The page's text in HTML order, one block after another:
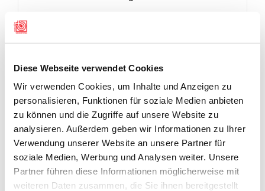
Diese Webseite verwendet Cookies
Wir verwenden Cookies, um Inhalte und Anzeigen zu
personalisieren, Funktionen für soziale Medien anbieten
zu können und die Zugriffe auf unsere Website zu
analysieren. Außerdem geben wir Informationen zu Ihrer
Verwendung unserer Website an unsere Partner für
soziale Medien, Werbung und Analysen weiter. Unsere
Partner führen diese Informationen möglicherweise mit
weiteren Daten zusammen, die Sie ihnen bereitgestellt
MEDAILLE»
nach dem Wettkampf in Peru äusserst zufrieden:
Sie betonte, dass die Bedingungen mit dem
wechselhaften Wind sehr anspruchsvoll gewesen
seien: «Die Athletinnen haben einen super Job
gemacht.» Besonders herausfordernd war, dass
die Elimination und die Qualifikation am gleichen
Tag stattfanden. «Für die meisten war es das erste
Mal, dass sie einen Elimination schiessen